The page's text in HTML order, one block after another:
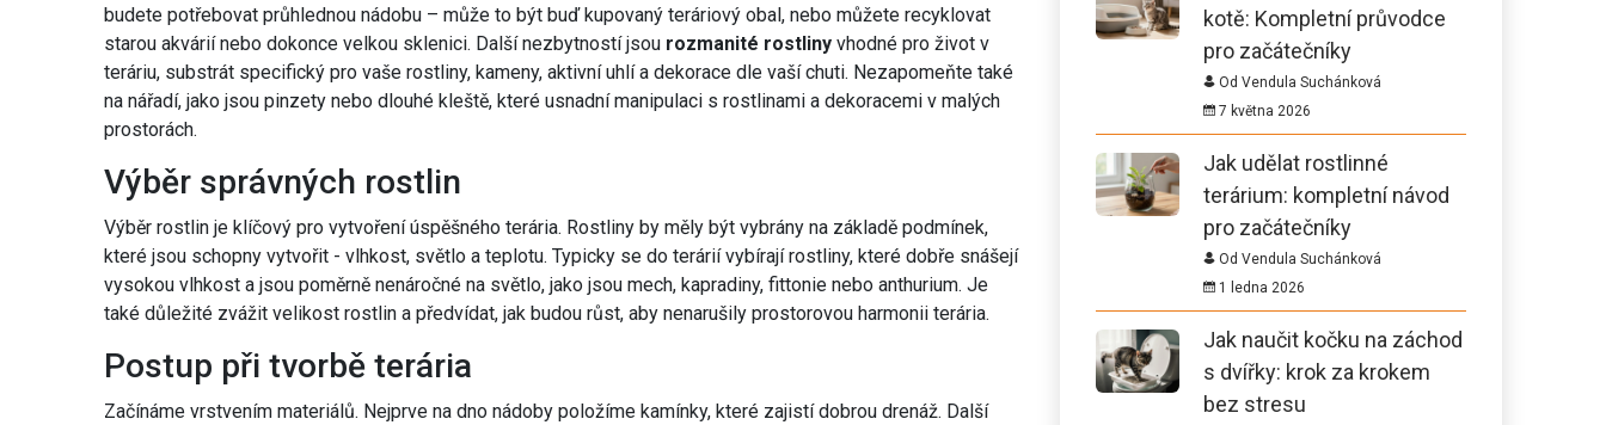
budete potřebovat průhlednou nádobu – může to být buď kupovaný teráriový obal, nebo můžete recyklovat
starou akvárií nebo dokonce velkou sklenici. Další nezbytností jsou rozmanité rostliny vhodné pro život v
teráriu, substrát specifický pro vaše rostliny, kameny, aktivní uhlí a dekorace dle vaší chuti. Nezapomeňte také
na nářadí, jako jsou pinzety nebo dlouhé kleště, které usnadní manipulaci s rostlinami a dekoracemi v malých
prostorách.
Výběr správných rostlin
Výběr rostlin je klíčový pro vytvoření úspěšného terária. Rostliny by měly být vybrány na základě podmínek,
které jsou schopny vytvořit - vlhkost, světlo a teplotu. Typicky se do terárií vybírají rostliny, které dobře snášejí
vysokou vlhkost a jsou poměrně nenáročné na světlo, jako jsou mech, kapradiny, fittonie nebo anthurium. Je
také důležité zvážit velikost rostlin a předvídat, jak budou růst, aby nenarušily prostorovou harmonii terária.
Postup při tvorbě terária
Začínáme vrstvením materiálů. Nejprve na dno nádoby položíme kamínky, které zajistí dobrou drenáž. Další
kotě: Kompletní průvodce
pro začátečníky
Od Vendula Suchánková
7 května 2026
Jak udělat rostlinné
terárium: kompletní návod
pro začátečníky
Od Vendula Suchánková
1 ledna 2026
Jak naučit kočku na záchod
s dvířky: krok za krokem
bez stresu